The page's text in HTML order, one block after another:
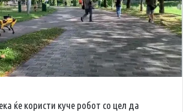
ќе користи куче робот со цел да